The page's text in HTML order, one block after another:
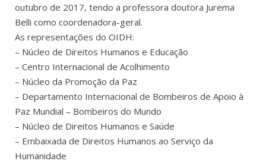
outubro de 2017, tendo a professora doutora Jurema
Belli como coordenadora-geral.
As representações do OIDH:
– Núcleo de Direitos Humanos e Educação
– Centro Internacional de Acolhimento
– Núcleo da Promoção da Paz
– Departamento Internacional de Bombeiros de Apoio à
Paz Mundial – Bombeiros do Mundo
– Núcleo de Direitos Humanos e Saúde
– Embaixada de Direitos Humanos ao Serviço da
Humanidade